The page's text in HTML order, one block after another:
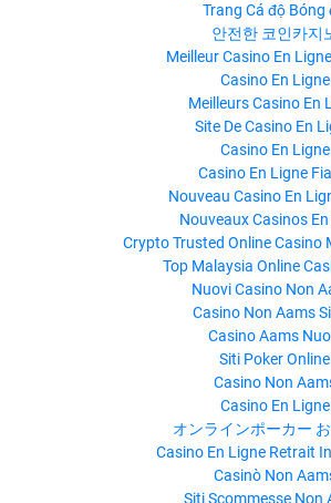
Trang Cá độ Bóng
안전한 코인카지
Meilleur Casino En
Casino En Ligne
Meilleurs Casino En
Site De Casino En
Casino En Ligne
Casino En Ligne
Nouveau Casino En
Nouveaux Casinos
Crypto Trusted Online Casino
Top Malaysia Online
Nuovi Casino Non
Casino Non Aams
Casino Aams
Siti Poker Online
Casino Non
Casino En Ligne
オンラインポーカー
Casino En Ligne Retrait
Casinò Non
Siti Scommesse Non